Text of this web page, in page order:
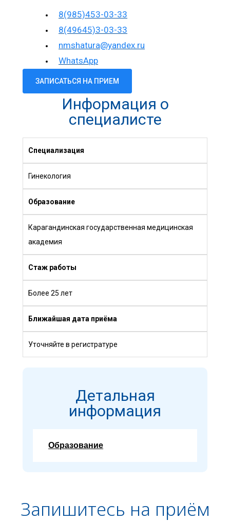
8(985)453-03-33
8(49645)3-03-33
nmshatura@yandex.ru
WhatsApp
ЗАПИСАТЬСЯ НА ПРИЕМ
Информация о
специалисте
Специализация
Гинекология
Образование
Карагандинская государственная медицинская
академия
Стаж работы
Более 25 лет
Ближайшая дата приёма
Уточняйте в регистратуре
Детальная
информация
Образование
Запишитесь на приём